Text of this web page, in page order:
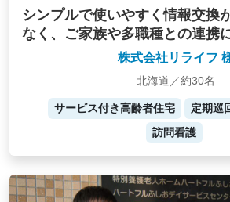
シンプルで使いやすく情報交換
なく、ご家族や多職種との連携
株式会社リライフ
北海道／約30名
サービス付き高齢者住宅 定期巡
訪問看護